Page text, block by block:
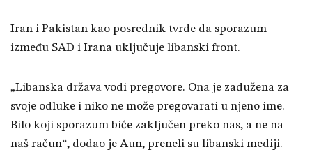
Iran i Pakistan kao posrednik tvrde da sporazum
između SAD i Irana uključuje libanski front.
„Libanska država vodi pregovore. Ona je zadužena za
svoje odluke i niko ne može pregovarati u njeno ime.
Bilo koji sporazum biće zaključen preko nas, a ne na
naš račun“, dodao je Aun, preneli su libanski mediji.